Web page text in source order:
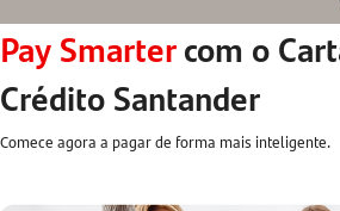
Pay Smartercom o
Crédito Santander
Comece agora a pagar de forma mais inteligente.